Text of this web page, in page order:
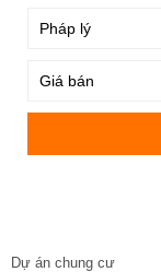
Dự án chung cư